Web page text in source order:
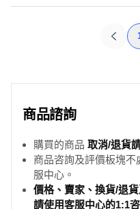
商品諮詢
購買的商品 取消/退貨
商品咨詢及評價板塊
服中心。
價格、賣家、換貨/退
請使用客服中心的1:1